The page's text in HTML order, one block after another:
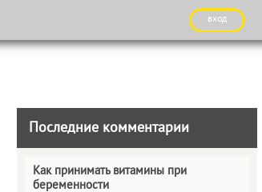
вход
Последние комментарии
Как принимать витамины при
беременности